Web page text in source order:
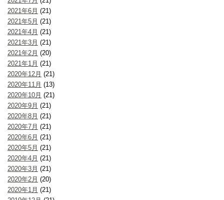
2021年6月 (21)
2021年5月 (21)
2021年4月 (21)
2021年3月 (21)
2021年2月 (20)
2021年1月 (21)
2020年12月 (21)
2020年11月 (13)
2020年10月 (21)
2020年9月 (21)
2020年8月 (21)
2020年7月 (21)
2020年6月 (21)
2020年5月 (21)
2020年4月 (21)
2020年3月 (21)
2020年2月 (20)
2020年1月 (21)